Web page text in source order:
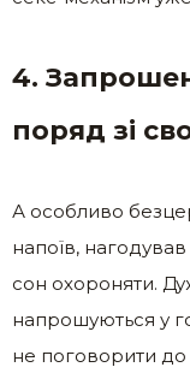
4.
поряд зі
А особливо
напоїв,
сон охороняти.
напрошуються у
не поговорити до